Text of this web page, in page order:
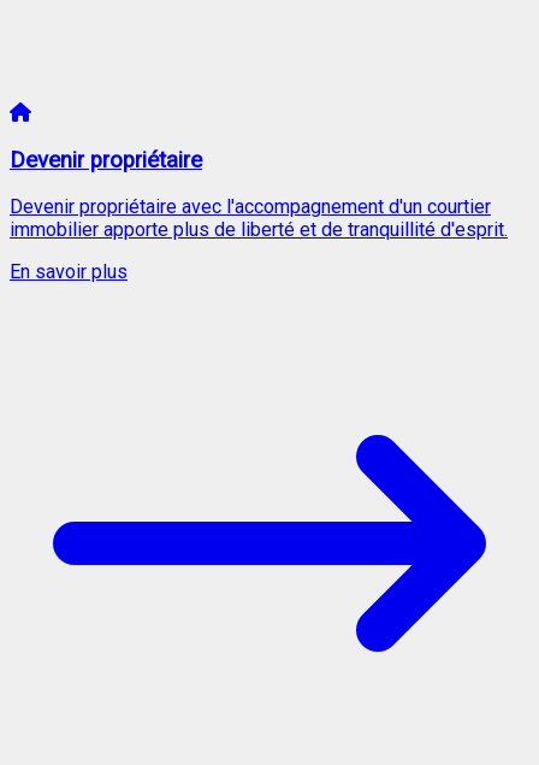
Devenir propriétaire
Devenir propriétaire avec l'accompagnement d'un courtier
immobilier apporte plus de liberté et de tranquillité d'esprit.
En savoir plus